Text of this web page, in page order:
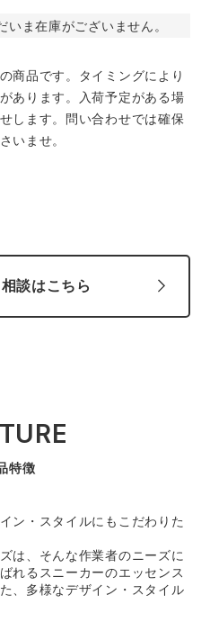
品
商品
自重堂
セロリー 大阪支店
サンエス
ま在庫がございません。
商品です。タイミングにより
あります。入荷予定がある場
します。問い合わせでは確保
いませ。
談はこちら
特徴
ン・スタイルにもこだわりた
は、そんな作業者のニーズに
れるスニーカーのエッセンス
、多様なデザイン・スタイル